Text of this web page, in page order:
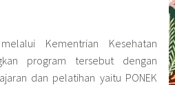
Kementrian Kesehatan
program tersebut dengan
dan pelatihan yaitu PONEK